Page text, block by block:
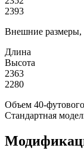
2393
Внешние
Длина
Высота
2363
2280
Объем 40-
Стандартная